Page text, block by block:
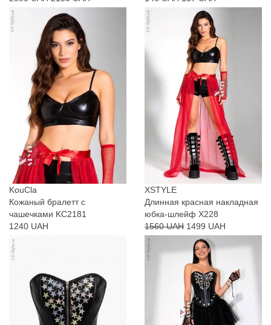
KouCla
Кожаный бралетт с
чашечками KC2181
1240 UAH
XSTYLE
Длинная красная накладная
юбка-шлейф X228
1560 UAH 1499 UAH